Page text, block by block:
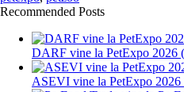
Recommended Posts
DARF vine la PetExpo 2026
ASEVI vine la PetExpo 2026